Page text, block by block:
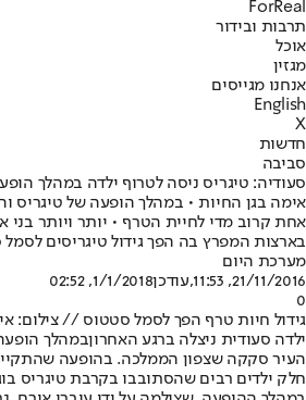
ForReal
תרבות ובידור
אוכל
מגזין
אנחנו מגייסים
English
X
חדשות
סביבה
סעודיה: טיגריס ניסה לטרוף ילדה במהלך
אימה בגן החיות • במהלך הופעה של טיגריס
אחת קרוב מדי לחיית הטרף • יותר ויותר בני
בארצות המפרץ בה הפך גידול טיגריסים
מערכת היום
21/11/2016, 11:53
,עודכן1/1/2018, 02:52
0
גידול חיות טרף הפך לסמל סטטוס // צילום:
ילדה סעודית ניצלה ברגע האחרוןבמהלך
העיר סקקה שצפון הממלכה. בהופעה
חלק ילדים רבים שהסתובבו בקרבת טיגריס